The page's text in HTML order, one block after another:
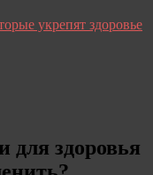
укрепят здоровье
для здоровья